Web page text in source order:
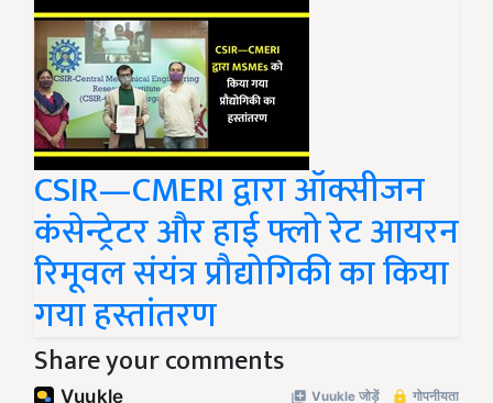
CSIR—CMERI द्वारा ऑक्सीजन
कंसेन्ट्रेटर और हाई फ्लो रेट आयरन
रिमूवल संयंत्र प्रौद्योगिकी का किया
गया हस्तांतरण
Share your comments